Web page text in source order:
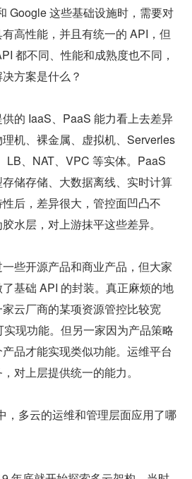
Google 这些基础设施时，需要对
高性能，并且有统一的 API，但
都不同、性能和成熟度也不同，
方案是什么？
的 IaaS、PaaS 能力看上去差异
机、裸金属、虚拟机、Serverles
LB、NAT、VPC 等实体。PaaS
储存储、大数据离线、实时计算
后，差异很大，管控面凹凸不
水层，对上游抹平这些差异。
些开源产品和商业产品，但大家
基础 API 的封装。真正麻烦的地
云厂商的某项资源管控比较宽
现功能。但另一家因为产品策略
品才能实现类似功能。运维平台
对上层提供统一的能力。
，多云的运维和管理层面应用了哪